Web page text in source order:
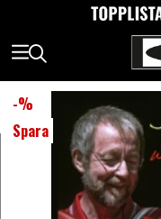
-%
Spara